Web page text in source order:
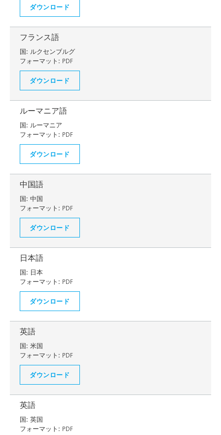
ダウンロード
フランス語
国: ルクセンブルグ
フォーマット: PDF
ダウンロード
ルーマニア語
国: ルーマニア
フォーマット: PDF
ダウンロード
中国語
国: 中国
フォーマット: PDF
ダウンロード
日本語
国: 日本
フォーマット: PDF
ダウンロード
英語
国: 米国
フォーマット: PDF
ダウンロード
英語
国: 英国
フォーマット: PDF